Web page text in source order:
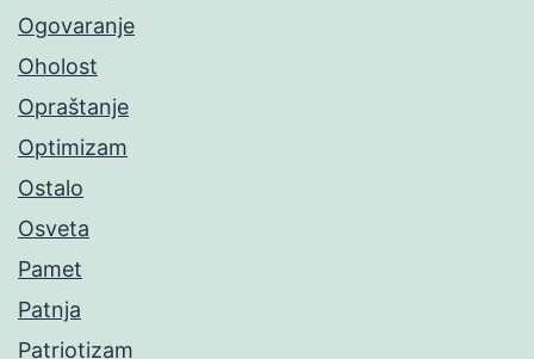
Ogovaranje
Oholost
Opraštanje
Optimizam
Ostalo
Osveta
Pamet
Patnja
Patriotizam